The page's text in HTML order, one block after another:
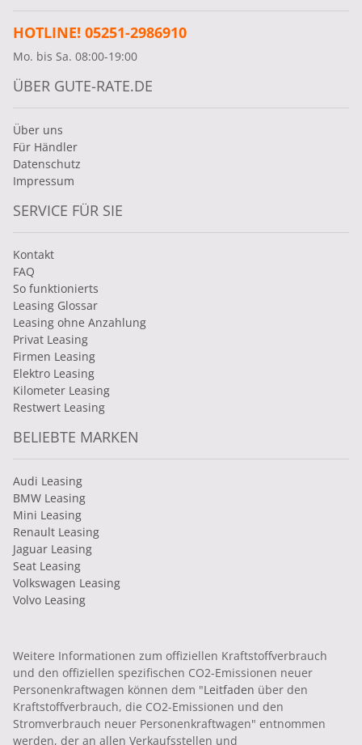
HOTLINE! 05251-2986910
Mo. bis Sa. 08:00-19:00
ÜBER GUTE-RATE.DE
Über uns
Für Händler
Datenschutz
Impressum
SERVICE FÜR SIE
Kontakt
FAQ
So funktionierts
Leasing Glossar
Leasing ohne Anzahlung
Privat Leasing
Firmen Leasing
Elektro Leasing
Kilometer Leasing
Restwert Leasing
BELIEBTE MARKEN
Audi Leasing
BMW Leasing
Mini Leasing
Renault Leasing
Jaguar Leasing
Seat Leasing
Volkswagen Leasing
Volvo Leasing
Weitere Informationen zum offiziellen Kraftstoffverbrauch
und den offiziellen spezifischen CO2-Emissionen neuer
Personenkraftwagen können dem "Leitfaden über den
Kraftstoffverbrauch, die CO2-Emissionen und den
Stromverbrauch neuer Personenkraftwagen" entnommen
werden, der an allen Verkaufsstellen und